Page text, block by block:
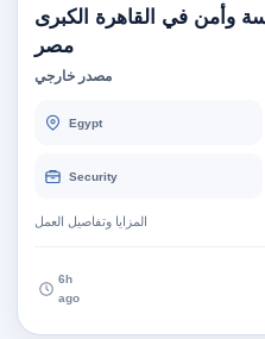
في القاهرة الكبرى
مصر
مصدر خارجي
Egypt
Security
المزايا وتفاصيل العمل
6h
ago